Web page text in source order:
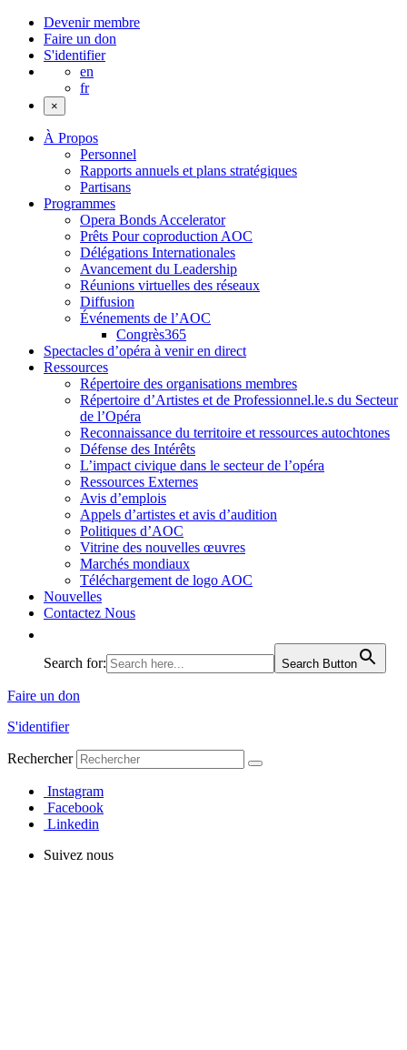
Devenir membre
Faire un don
S'identifier
en
fr
×
À Propos
Personnel
Rapports annuels et plans stratégiques
Partisans
Programmes
Opera Bonds Accelerator
Prêts Pour coproduction AOC
Délégations Internationales
Avancement du Leadership
Réunions virtuelles des réseaux
Diffusion
Événements de l’AOC
Congrès365
Spectacles d’opéra à venir en direct
Ressources
Répertoire des organisations membres
Répertoire d’Artistes et de Professionnel.le.s du Secteur
de l’Opéra
Reconnaissance du territoire et ressources autochtones
Défense des Intérêts
L’impact civique dans le secteur de l’opéra
Ressources Externes
Avis d’emplois
Appels d’artistes et avis d’audition
Politiques d’AOC
Vitrine des nouvelles œuvres
Marchés mondiaux
Téléchargement de logo AOC
Nouvelles
Contactez Nous
Search for: Search Button
Faire un don
S'identifier
Rechercher
Instagram
Facebook
Linkedin
Suivez nous